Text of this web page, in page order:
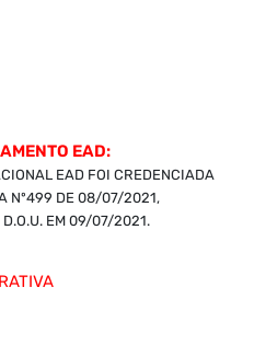
EAD:
EAD FOI CREDENCIADA
Nº499 DE 08/07/2021,
D.O.U. EM 09/07/2021.